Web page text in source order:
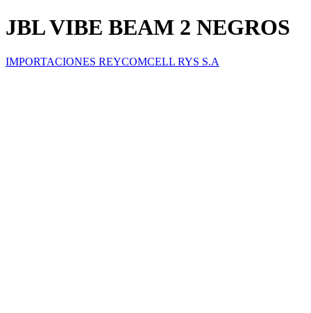
JBL VIBE BEAM 2 NEGROS
IMPORTACIONES REYCOMCELL RYS S.A